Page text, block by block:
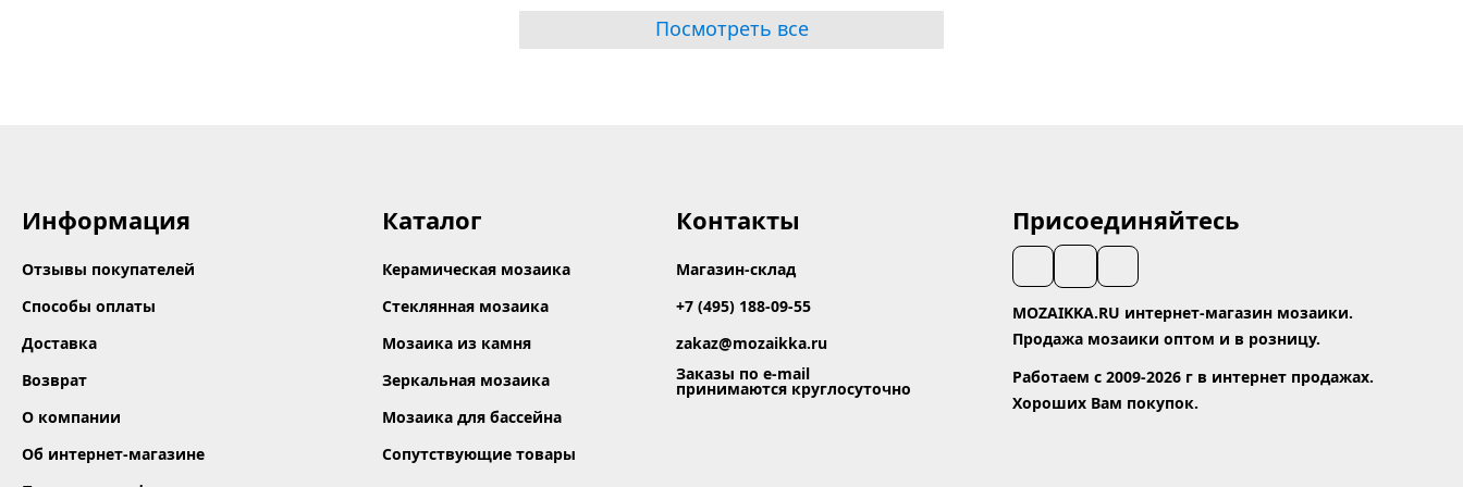
Посмотреть все
Информация
Отзывы покупателей
Способы оплаты
Доставка
Возврат
О компании
Об интернет-магазине
Каталог
Керамическая мозаика
Стеклянная мозаика
Мозаика из камня
Зеркальная мозаика
Мозаика для бассейна
Сопутствующие товары
Контакты
Магазин-склад
+7 (495) 188-09-55
zakaz@mozaikka.ru
Заказы по e-mail
принимаются круглосуточно
Присоединяйтесь
MOZAIKKA.RU интернет-магазин мозаики.
Продажа мозаики оптом и в розницу.
Работаем с 2009-2026 г в интернет продажах.
Хороших Вам покупок.